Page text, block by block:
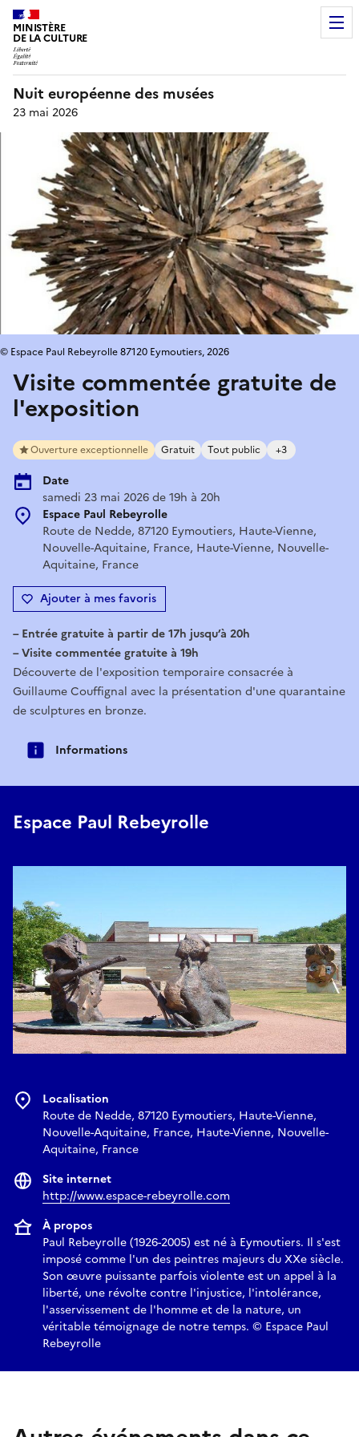
MINISTÈRE
DE LA CULTURE
Nuit européenne des musées
23 mai 2026
Visite commentée gratuite de
l'exposition
Ouverture exceptionnelle Gratuit Tout public +3
Date
samedi 23 mai 2026 de 19h à 20h
Espace Paul Rebeyrolle
Route de Nedde, 87120 Eymoutiers, Haute-Vienne,
Nouvelle-Aquitaine, France, Haute-Vienne, Nouvelle-
Aquitaine, France
Ajouter à mes favoris
© Espace Paul Rebeyrolle 87120 Eymoutiers, 2026
– Entrée gratuite à partir de 17h jusqu’à 20h
– Visite commentée gratuite à 19h
Découverte de l'exposition temporaire consacrée à
Guillaume Couffignal avec la présentation d'une quarantaine
de sculptures en bronze.
Informations
Espace Paul Rebeyrolle
Localisation
Route de Nedde, 87120 Eymoutiers, Haute-Vienne,
Nouvelle-Aquitaine, France, Haute-Vienne, Nouvelle-
Aquitaine, France
Site internet
http://www.espace-rebeyrolle.com
À propos
Paul Rebeyrolle (1926-2005) est né à Eymoutiers. Il s'est
imposé comme l'un des peintres majeurs du XXe siècle.
Son œuvre puissante parfois violente est un appel à la
liberté, une révolte contre l'injustice, l'intolérance,
l'asservissement de l'homme et de la nature, un
véritable témoignage de notre temps. © Espace Paul
Rebeyrolle